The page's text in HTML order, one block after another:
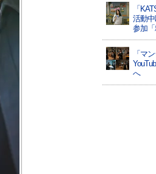
「
活動
参加「
「マ
へ